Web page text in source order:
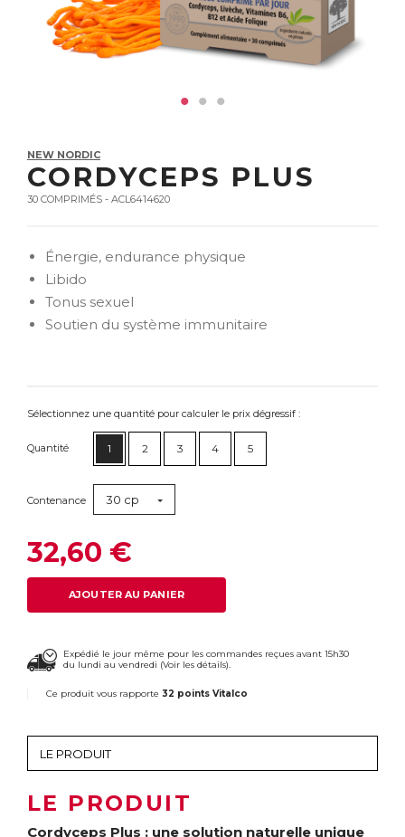
NEW NORDIC
CORDYCEPS PLUS
30 COMPRIMÉS - ACL6414620
Énergie, endurance physique
Libido
Tonus sexuel
Soutien du système immunitaire
Sélectionnez une quantité pour calculer le prix dégressif :
Quantité 1 2 3 4 5
Contenance 30 cp
32,60 €
AJOUTER AU PANIER
Expédié le jour même pour les commandes reçues avant 15h30
du lundi au vendredi (Voir les détails).
Ce produit vous rapporte 32 points Vitalco
LE PRODUIT
Cordyceps Plus : une solution naturelle unique